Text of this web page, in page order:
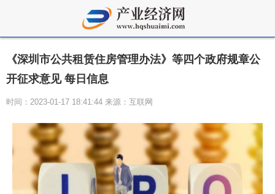
《深圳市公共租赁住房管理办法》等四个政府规章公
开征求意见 每日信息
时间：2023-01-17 18:41:44 来源：互联网